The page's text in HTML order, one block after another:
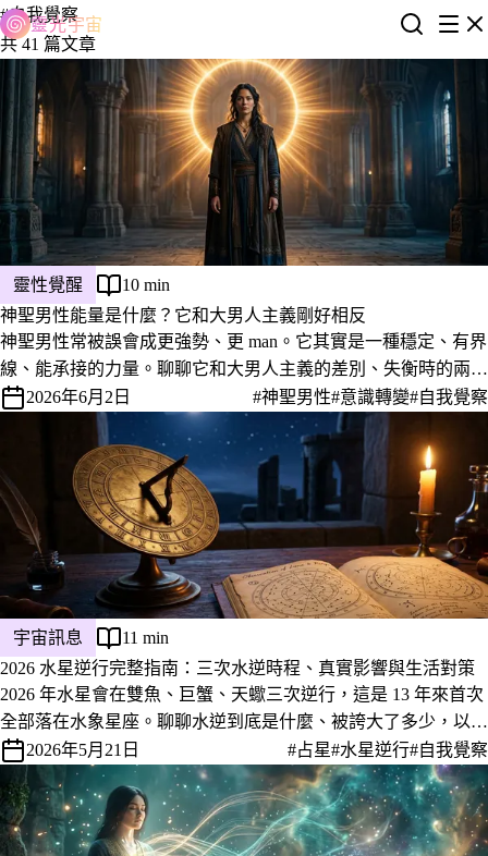
靈光宇宙
#自我覺察
共 41 篇文章
靈性覺醒
10 min
神聖男性能量是什麼？它和大男人主義剛好相反
神聖男性常被誤會成更強勢、更 man。它其實是一種穩定、有界
線、能承接的力量。聊聊它和大男人主義的差別、失衡時的兩種
樣子，以及為什麼不管你是男是女都需要它。
2026年6月2日 #神聖男性#意識轉變#自我覺察
宇宙訊息
11 min
2026 水星逆行完整指南：三次水逆時程、真實影響與生活對策
2026 年水星會在雙魚、巨蟹、天蠍三次逆行，這是 13 年來首次
全部落在水象星座。聊聊水逆到底是什麼、被誇大了多少，以及
這三段日子怎麼安排會更舒服。
2026年5月21日 #占星#水星逆行#自我覺察